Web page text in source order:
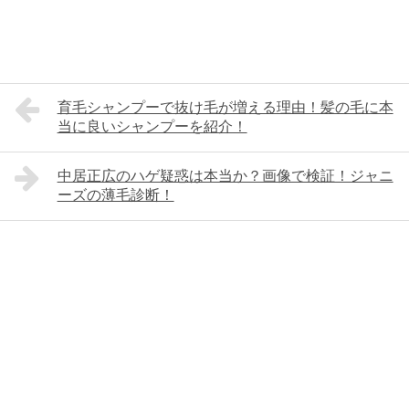
育毛シャンプーで抜け毛が増える理由！髪の毛に本
当に良いシャンプーを紹介！
中居正広のハゲ疑惑は本当か？画像で検証！ジャニ
ーズの薄毛診断！